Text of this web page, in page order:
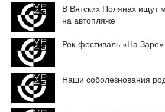
В Вятских Полянах ищут
на автопляже
Рок-фестиваль «На
Наши соболезнования